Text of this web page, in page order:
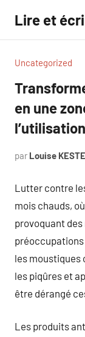
contenu
Lire et
Uncategorized
en une
par Louise
Lutter contre
mois chauds,
provoquant
préoccupations
les
les piqûres et
être dérangé
Les produits